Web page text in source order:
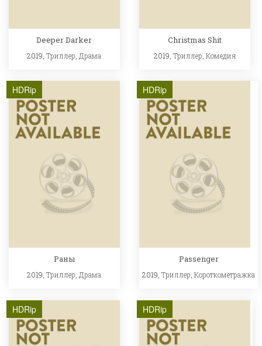
Deeper Darker
2019,Триллер Драма
Christmas Shit
2019, Триллер Комедия
HDRip
Раны
2019,Триллер,Драма
HDRip
Passenger
2019,Триллер,Короткометражка
HDRip HDRip